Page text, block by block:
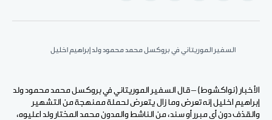
الفيسبوكPinterest
لينكد WhatsApp
الإيميل
السفير الموريتاني في بروكسل محمد محمود ولد إبراهيم اخليل
الأخبار (نواكشوط) – قال السفير الموريتاني في بروكسل محمد محمود ولد
إبراهيم اخليل إنه تعرض وما زال يتعرض لحملة ممنهجة من التشهير
والقذف دون أي مبرر أو سند، من الناشط والمدون محمد المختار ولد اعليوه،